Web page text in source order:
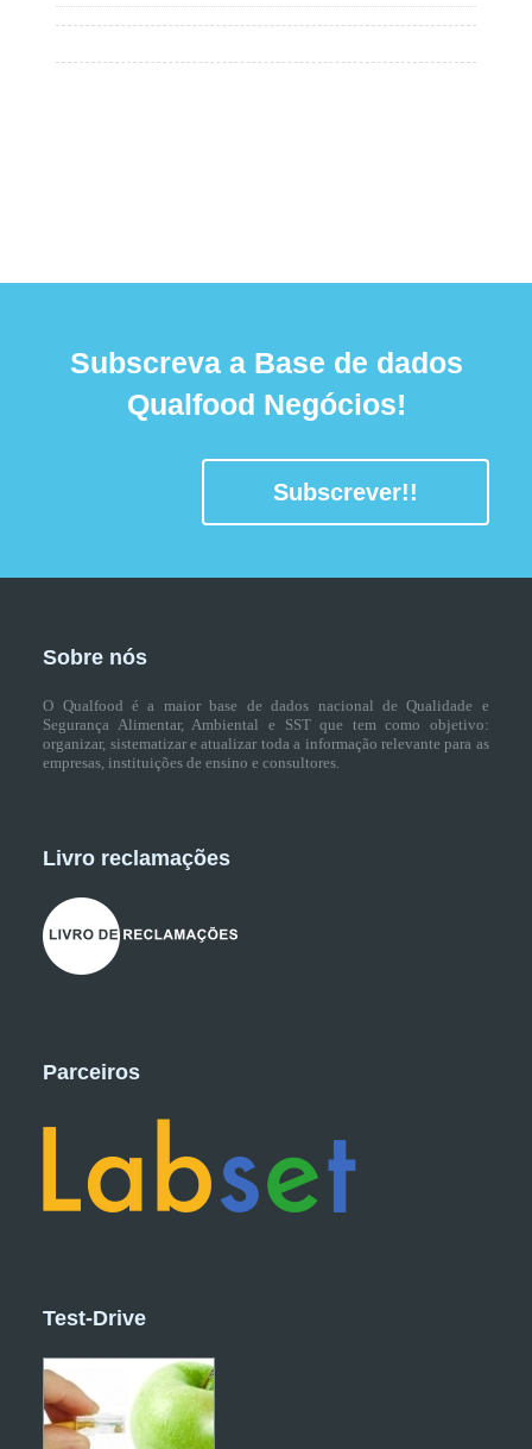
Subscreva a Base de dados
Qualfood Negócios!
Subscrever!!
Sobre nós
O Qualfood é a maior base de dados nacional de Qualidade e
Segurança Alimentar, Ambiental e SST que tem como objetivo:
organizar, sistematizar e atualizar toda a informação relevante para as
empresas, instituições de ensino e consultores.
Livro reclamações
Parceiros
Test-Drive